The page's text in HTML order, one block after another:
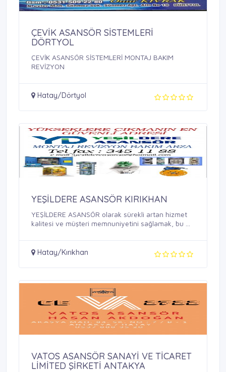
ÇEVİK ASANSÖR SİSTEMLERİ
DÖRTYOL
ÇEVİK ASANSÖR SİSTEMLERİ MONTAJ BAKIM
REVİZYON
Hatay/Dörtyol
YEŞİLDERE ASANSÖR KIRIKHAN
YEŞİLDERE ASANSÖR olarak sürekli artan hizmet
kalitesi ve müşteri memnuniyetini sağlamak, bu ...
Hatay/Kırıkhan
VATOS ASANSÖR SANAYİ VE TİCARET
LİMİTED ŞİRKETİ ANTAKYA